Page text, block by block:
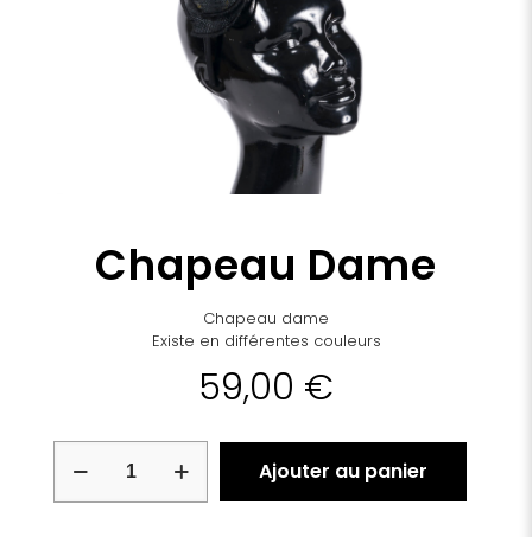
Chapeau Dame
Chapeau dame
Existe en différentes couleurs
59,00 €
Chapeau
Ajouter au panier